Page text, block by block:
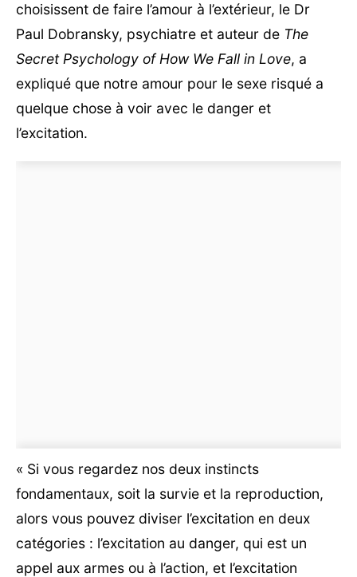
choisissent de faire l’amour à l’extérieur, le Dr
Paul Dobransky, psychiatre et auteur de The
Secret Psychology of How We Fall in Love, a
expliqué que notre amour pour le sexe risqué a
quelque chose à voir avec le danger et
l’excitation.
« Si vous regardez nos deux instincts
fondamentaux, soit la survie et la reproduction,
alors vous pouvez diviser l’excitation en deux
catégories : l’excitation au danger, qui est un
appel aux armes ou à l’action, et l’excitation